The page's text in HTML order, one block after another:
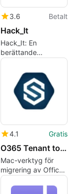
3.6 Betalt
Hack_It
Hack_It: En
berättande
hackande RPG
byggd kring
utredning
4.1 Gratis
O365 Tenant to Tenant Migration Tool for Mac
Mac-verktyg för
migrering av Office
365-postlådor
mellan hyresgäster